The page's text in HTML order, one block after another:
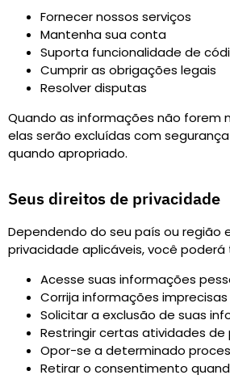
Fornecer nossos serviços
Mantenha sua conta
Suporta funcionalidade de
Cumprir as obrigações legais
Resolver disputas
Quando as informações não forem
elas serão excluídas com
quando apropriado.
Seus direitos de privacidade
Dependendo do seu país ou região
privacidade aplicáveis, você
Acesse suas informações
Corrija informações imprecisas
Solicitar a exclusão de suas
Restringir certas atividades
Opor-se a determinado
Retirar o consentimento